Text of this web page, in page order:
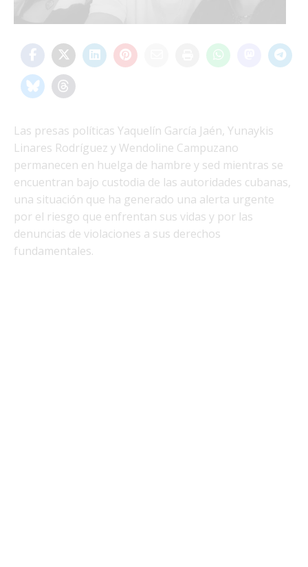
Las presas políticas Yaquelín García Jaén, Yunaykis
Linares Rodríguez y Wendoline Campuzano
permanecen en huelga de hambre y sed mientras se
encuentran bajo custodia de las autoridades cubanas,
una situación que ha generado una alerta urgente
por el riesgo que enfrentan sus vidas y por las
denuncias de violaciones a sus derechos
fundamentales.